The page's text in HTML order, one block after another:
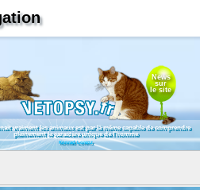
News
sur
le site
vraiment les animaux est par là même capable de comprendre
pleinement le caractère unique de l'homme
Konrad Lorenz